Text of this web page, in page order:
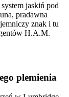
jaskiń pod
pradawna
znak i tu
H.A.M.
plemienia